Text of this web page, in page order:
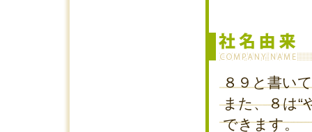
８９と書い
また、８は“
できます。